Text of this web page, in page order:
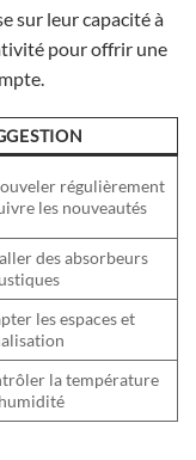
sur leur capacité à
pour offrir une
régulièrement
les nouveautés
des absorbeurs
les espaces et
la température